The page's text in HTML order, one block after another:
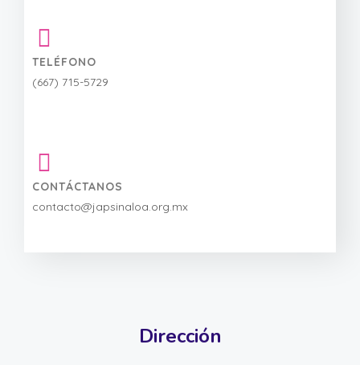
TELÉFONO
(667) 715-5729
CONTÁCTANOS
contacto@japsinaloa.org.mx
Dirección